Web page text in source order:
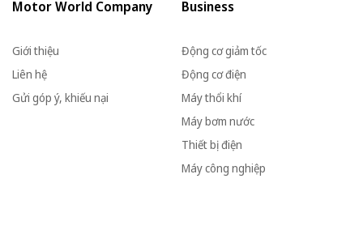
Motor World Company
Giới thiệu
Liên hệ
Gửi góp ý, khiếu nại
Business
Động cơ giảm tốc
Động cơ điện
Máy thổi khí
Máy bơm nước
Thiết bị điện
Máy công nghiệp